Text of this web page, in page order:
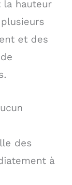
la hauteur
et des
des
à